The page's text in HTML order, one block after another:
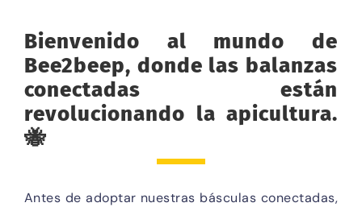
Bienvenido al mundo de
Bee2beep, donde las balanzas
conectadas están
revolucionando la apicultura.
🐝
Antes de adoptar nuestras básculas conectadas,